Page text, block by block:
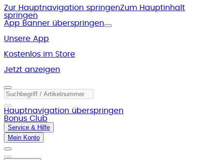
Zur Hauptnavigation springenZum Hauptinhalt
springen
App Banner überspringen
Unsere App
Kostenlos im Store
Jetzt anzeigen
Hauptnavigation überspringen
Bonus Club
Service & Hilfe
Mein Konto